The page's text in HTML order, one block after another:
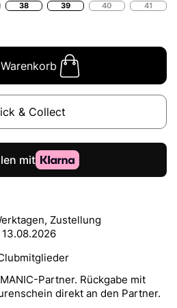
38 39 40
41
& Collect
Zustellung
13.08.2026
Partner. Rückgabe mit
direkt an den Partner.